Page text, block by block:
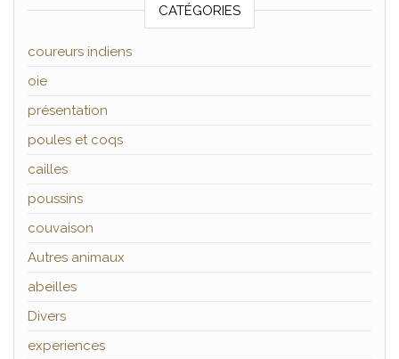
CATÉGORIES
coureurs indiens
oie
présentation
poules et coqs
cailles
poussins
couvaison
Autres animaux
abeilles
Divers
experiences